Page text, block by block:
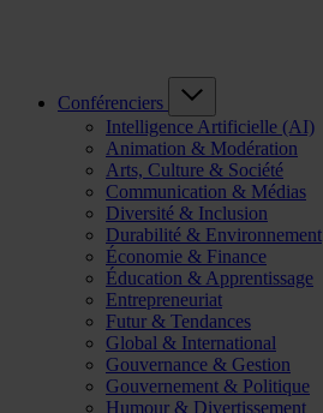
Conférenciers
Intelligence Artificielle (AI)
Animation & Modération
Arts, Culture & Société
Communication & Médias
Diversité & Inclusion
Durabilité & Environnement
Économie & Finance
Éducation & Apprentissage
Entrepreneuriat
Futur & Tendances
Global & International
Gouvernance & Gestion
Gouvernement & Politique
Humour & Divertissement